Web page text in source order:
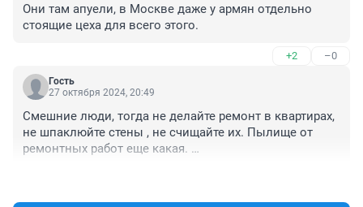
Они там апуели, в Москве даже у армян отдельно
стоящие цеха для всего этого.
+2 –0
Гость
27 октября 2024, 20:49
Смешние люди, тогда не делайте ремонт в квартирах,
не шпаклюйте стены , не счищайте их. Пылище от
ремонтных работ еще какая.